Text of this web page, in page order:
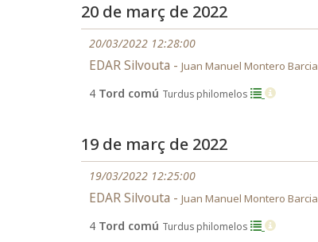
20 de març de 2022
20/03/2022 12:28:00
EDAR Silvouta - Juan Manuel Montero Barcia
4 Tord comú Turdus philomelos
19 de març de 2022
19/03/2022 12:25:00
EDAR Silvouta - Juan Manuel Montero Barcia
4 Tord comú Turdus philomelos